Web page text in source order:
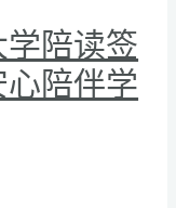
陪读签
陪伴学